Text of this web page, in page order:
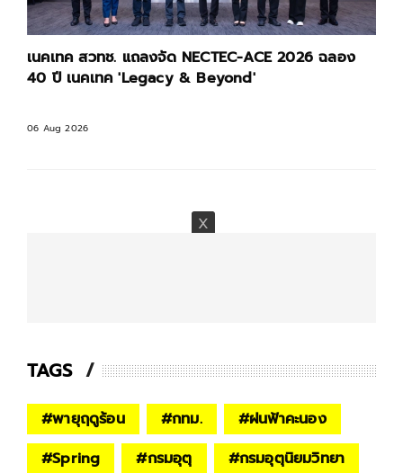
เนคเทค สวทช. แถลงจัด NECTEC-ACE 2026 ฉลอง
40 ปี เนคเทค 'Legacy & Beyond'
06 Aug 2026
TAGS
#พายุฤดูร้อน #กทม. #ฝนฟ้าคะนอง
#Spring #กรมอุตุ #กรมอุตุนิยมวิทยา